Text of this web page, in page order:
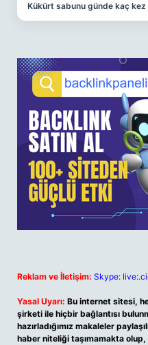
Kükürt sabunu günde kaç kez
Reklam ve İletişim: Skype:
Yasal Uyarı: Bu internet sitesi,
şirketi ile hiçbir bağlantısı
hazırladığımız makaleler
haber niteliği taşımamakta